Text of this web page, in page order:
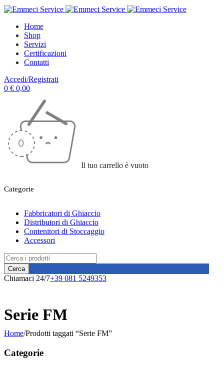
Home
Shop
Servizi
Certificazioni
Contatti
Accedi/Registrati
0 € 0,00
Il tuo carrello è vuoto
Categorie
Fabbricatori di Ghiaccio
Distributori di Ghiaccio
Contenitori di Stoccaggio
Accessori
Chiamaci 24/7+39 081 5249353
Serie FM
Home/Prodotti taggati “Serie FM”
Categorie